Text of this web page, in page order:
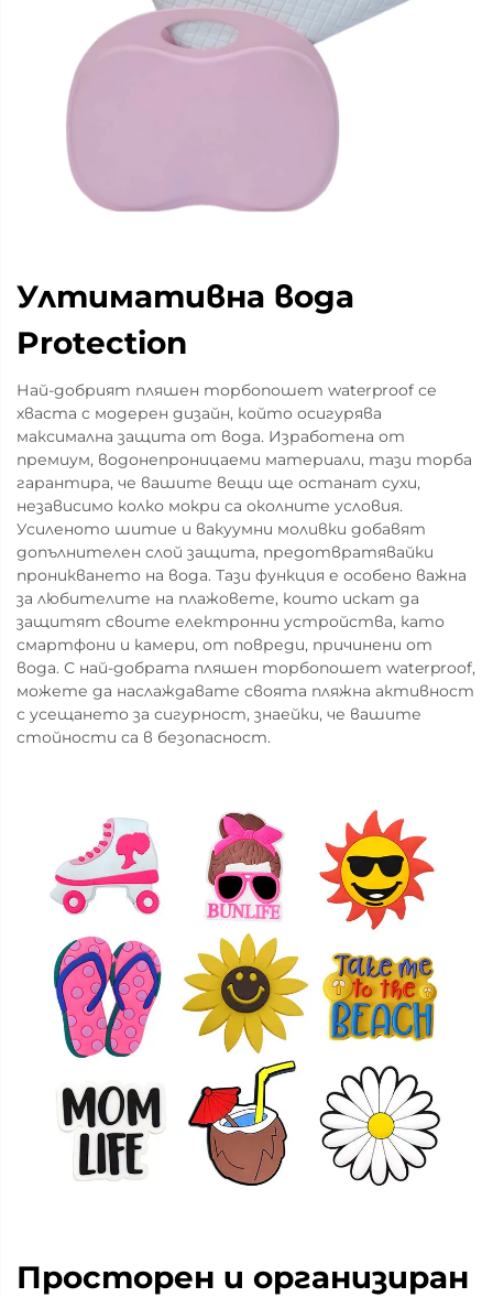
Ултимативна вода
Protection
Най-добрият пляшен торбопошет waterproof се
хваста с модерен дизайн, който осигурява
максимална защита от вода. Изработена от
премиум, водонепроницаеми материали, тази торба
гарантира, че вашите вещи ще останат сухи,
независимо колко мокри са околните условия.
Усиленото шитие и вакуумни моливки добавят
допълнителен слой защита, предотвратявайки
проникването на вода. Тази функция е особено важна
за любителите на плажовете, които искат да
защитят своите електронни устройства, като
смартфони и камери, от повреди, причинени от
вода. С най-добрата пляшен торбопошет waterproof,
можете да наслаждавате своята пляжна активност
с усещането за сигурност, знаейки, че вашите
стойности са в безопасност.
Просторен и организиран